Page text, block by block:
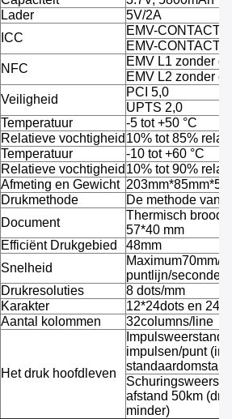
Lader
5V/2A
ICC
EMV-CONTACT
EMV-CONTACT
NFC
EMV L1 zonder
EMV L2 zonder
Veiligheid
PCI 5,0
UPTS 2,0
Temperatuur
-5 tot +50 °C
Relatieve vochtigheid 10% tot 85%
Temperatuur
-10 tot +60 °C
Relatieve vochtigheid 10% tot 90%
Afmeting en Gewicht
Drukmethode
De methode van
Document
Thermisch
57*40 mm
Efficiënt Drukgebied
48mm
Snelheid
Maximum70mm/
puntlijn/seconde)
Drukresoluties
8 dots/mm
Karakter
12*24dots en
Aantal kolommen
32columns/line
Het druk hoofdleven
impulsen/punt (in
afstand 50km
minder)